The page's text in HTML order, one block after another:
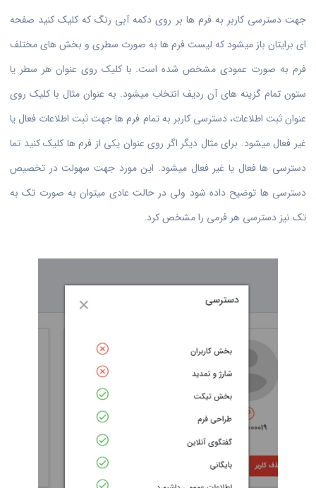
جهت دسترسی کاربر به فرم ها بر روی دکمه آبی رنگ که کلیک کنید صفحه
ای برایتان باز میشود که لیست فرم ها به صورت سطری و بخش های مختلف
فرم به صورت عمودی مشخص شده است. با کلیک روی عنوان هر سطر یا
ستون تمام گزینه های آن ردیف انتخاب میشود. به عنوان مثال با کلیک روی
عنوان ثبت اطلاعات، دسترسی کاربر به تمام فرم ها جهت ثبت اطلاعات فعال یا
غیر فعال میشود. برای مثال دیگر اگر روی عنوان یکی از فرم ها کلیک کنید تما
دسترسی ها فعال یا غیر فعال میشود. این مورد جهت سهولت در تخصیص
دسترسی ها توضیح داده شود ولی در حالت عادی میتوان به صورت تک به
تک نیز دسترسی هر فرمی را مشخص کرد.